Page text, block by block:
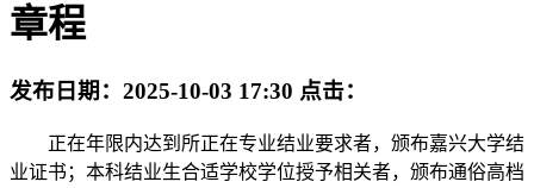
章程
发布日期： 2025-10-03 17:30 点击：
正在年限内达到所正在专业结业要求者，颁布嘉兴大学结
业证书；本科结业生合适学校学位授予相关者，颁布通俗高档